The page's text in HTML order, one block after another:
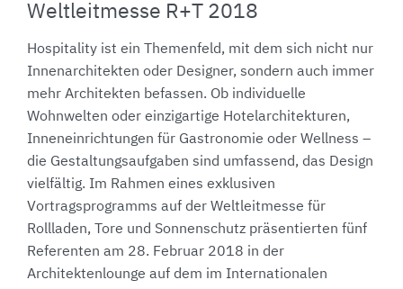
Weltleitmesse R+T 2018
Hospitality ist ein Themenfeld, mit dem sich nicht nur
Innenarchitekten oder Designer, sondern auch immer
mehr Architekten befassen. Ob individuelle
Wohnwelten oder einzigartige Hotelarchitekturen,
Inneneinrichtungen für Gastronomie oder Wellness –
die Gestaltungsaufgaben sind umfassend, das Design
vielfältig. Im Rahmen eines exklusiven
Vortragsprogramms auf der Weltleitmesse für
Rollladen, Tore und Sonnenschutz präsentierten fünf
Referenten am 28. Februar 2018 in der
Architektenlounge auf dem im Internationalen